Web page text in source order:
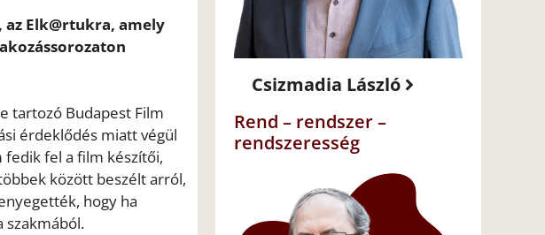
Elk@rtukra, amely
tartozó Budapest Film
érdeklődés miatt végül
fel a film készítői,
között beszélt arról,
hogy ha
szakmából.
Csizmadia László
Rend – rendszer –
rendszeresség